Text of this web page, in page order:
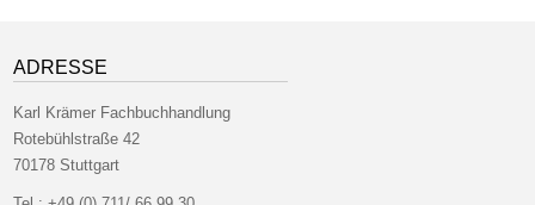
ADRESSE
Karl Krämer Fachbuchhandlung
Rotebühlstraße 42
70178 Stuttgart